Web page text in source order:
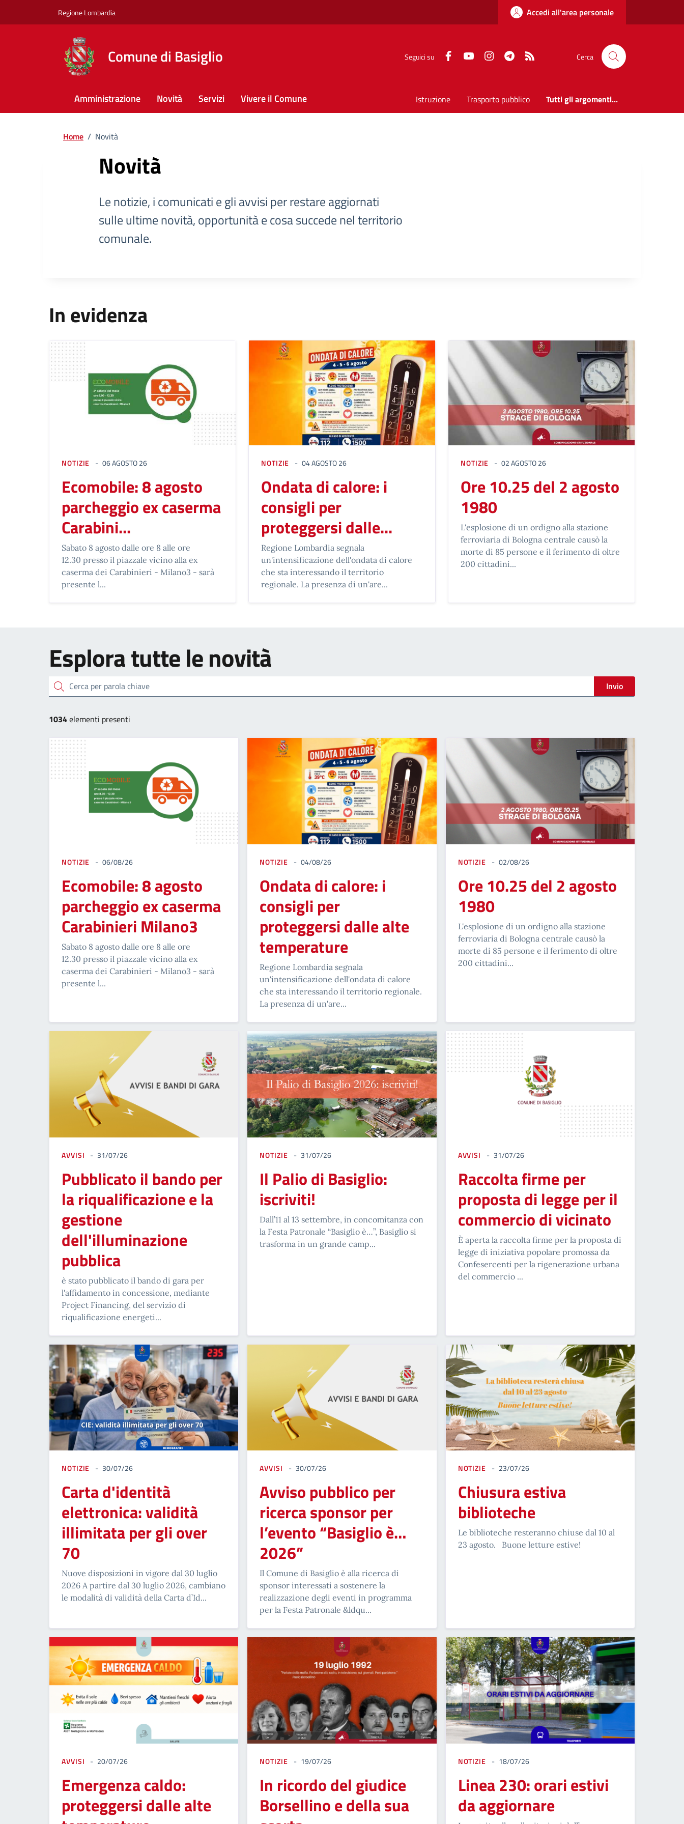
Regione Lombardia Accedi all'area personale
Comune di Basiglio Seguici su FaceboookYoutubeInstagramTelegram Cerca
Amministrazione Novità Servizi Vivere il Comune Istruzione Trasporto pubblico Tutti gli argomenti...
Home / Novità
Novità
Le notizie, i comunicati e gli avvisi per restare aggiornati
sulle ultime novità, opportunità e cosa succede nel territorio
comunale.
In evidenza
NOTIZIE 06 AGOSTO 26
Ecomobile: 8 agosto
parcheggio ex caserma
Carabini...
Sabato 8 agosto dalle ore 8 alle ore
12.30 presso il piazzale vicino alla ex
caserma dei Carabinieri - Milano3 - sarà
presente l...
NOTIZIE 04 AGOSTO 26
Ondata di calore: i
consigli per
proteggersi dalle...
Regione Lombardia segnala
un'intensificazione dell'ondata di calore
che sta interessando il territorio
regionale. La presenza di un'are...
NOTIZIE 02 AGOSTO 26
Ore 10.25 del 2 agosto
1980
L'esplosione di un ordigno alla stazione
ferroviaria di Bologna centrale causò la
morte di 85 persone e il ferimento di oltre
200 cittadini...
Esplora tutte le novità
cerca Invio
1034elementi presenti
NOTIZIE 06/08/26
Ecomobile: 8 agosto
parcheggio ex caserma
Carabinieri Milano3
Sabato 8 agosto dalle ore 8 alle ore
12.30 presso il piazzale vicino alla ex
caserma dei Carabinieri - Milano3 - sarà
presente l...
NOTIZIE 04/08/26
Ondata di calore: i
consigli per
proteggersi dalle alte
temperature
Regione Lombardia segnala
un'intensificazione dell'ondata di calore
che sta interessando il territorio regionale.
La presenza di un'are...
NOTIZIE 02/08/26
Ore 10.25 del 2 agosto
1980
L'esplosione di un ordigno alla stazione
ferroviaria di Bologna centrale causò la
morte di 85 persone e il ferimento di oltre
200 cittadini...
AVVISI 31/07/26
Pubblicato il bando per
la riqualificazione e la
gestione
dell'illuminazione
pubblica
è stato pubblicato il bando di gara per
l'affidamento in concessione, mediante
Project Financing, del servizio di
riqualificazione energeti...
NOTIZIE 31/07/26
Il Palio di Basiglio:
iscriviti!
Dall’11 al 13 settembre, in concomitanza con
la Festa Patronale “Basiglio è…”, Basiglio si
trasforma in un grande camp...
AVVISI 31/07/26
Raccolta firme per
proposta di legge per il
commercio di vicinato
È aperta la raccolta firme per la proposta di
legge di iniziativa popolare promossa da
Confesercenti per la rigenerazione urbana
del commercio ...
NOTIZIE 30/07/26
Carta d'identità
elettronica: validità
illimitata per gli over
70
Nuove disposizioni in vigore dal 30 luglio
2026 A partire dal 30 luglio 2026, cambiano
le modalità di validità della Carta d’Id...
AVVISI 30/07/26
Avviso pubblico per
ricerca sponsor per
l’evento “Basiglio è…
2026”
Il Comune di Basiglio è alla ricerca di
sponsor interessati a sostenere la
realizzazione degli eventi in programma
per la Festa Patronale &ldqu...
NOTIZIE 23/07/26
Chiusura estiva
biblioteche
Le biblioteche resteranno chiuse dal 10 al
23 agosto. Buone letture estive!
AVVISI 20/07/26
Emergenza caldo:
proteggersi dalle alte
NOTIZIE 19/07/26
In ricordo del giudice
Borsellino e della sua
NOTIZIE 18/07/26
Linea 230: orari estivi
da aggiornare